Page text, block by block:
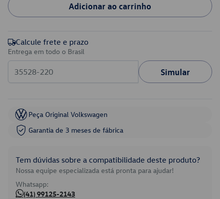
Adicionar ao carrinho
Calcule frete e prazo
Entrega em todo o Brasil
Simular
Peça Original Volkswagen
Garantia de 3 meses de fábrica
Tem dúvidas sobre a compatibilidade deste produto?
Nossa equipe especializada está pronta para ajudar!
Whatsapp:
(41) 99125-2143